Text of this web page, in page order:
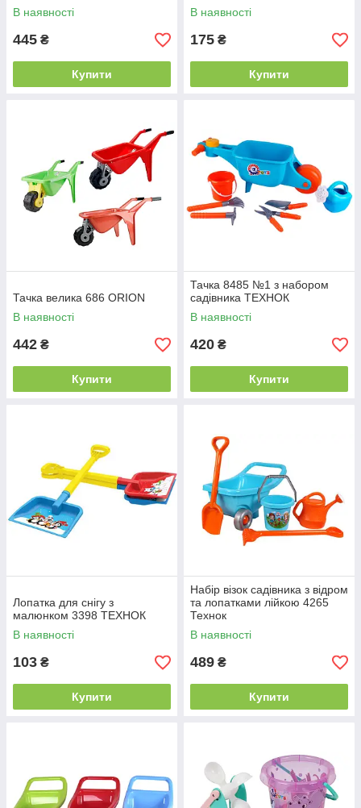
В наявності
445 ₴
Купити
В наявності
175 ₴
Купити
Тачка велика 686 ORION
В наявності
442 ₴
Купити
Тачка 8485 №1 з набором
садівника ТЕХНОК
В наявності
420 ₴
Купити
Лопатка для снігу з
малюнком 3398 ТЕХНОК
В наявності
103 ₴
Купити
Набір візок садівника з відром
та лопатками лійкою 4265
Технок
В наявності
489 ₴
Купити